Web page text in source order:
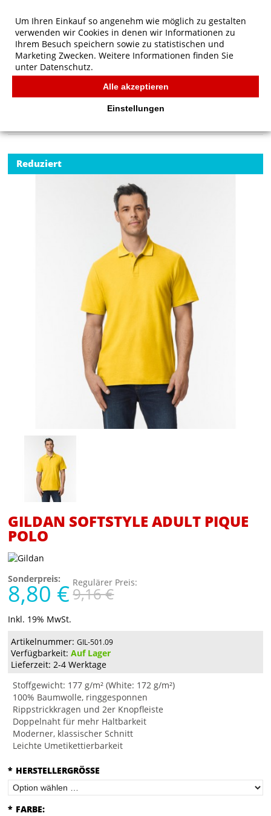
Gildan Softstyle Adult Pique Polo
Reduziert
GILDAN SOFTSTYLE ADULT PIQUE
POLO
Sonderpreis:
8,80 € Regulärer Preis:
9,16 €
Inkl. 19% MwSt.
Artikelnummer: GIL-501.09
Verfügbarkeit:Auf Lager
Lieferzeit: 2-4 Werktage
Stoffgewicht: 177 g/m² (White: 172 g/m²)
100% Baumwolle, ringgesponnen
Rippstrickkragen und 2er Knopfleiste
Doppelnaht für mehr Haltbarkeit
Moderner, klassischer Schnitt
Leichte Umetikettierbarkeit
* HERSTELLERGRÖSSE
* FARBE:
Um Ihren Einkauf so angenehm wie möglich zu gestalten
verwenden wir Cookies in denen wir Informationen zu
Ihrem Besuch speichern sowie zu statistischen und
Marketing Zwecken. Weitere Informationen finden Sie
unter Datenschutz.
Alle akzeptieren
Einstellungen